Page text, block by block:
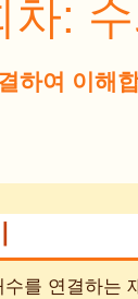
:
하여 이해
를 연결하는